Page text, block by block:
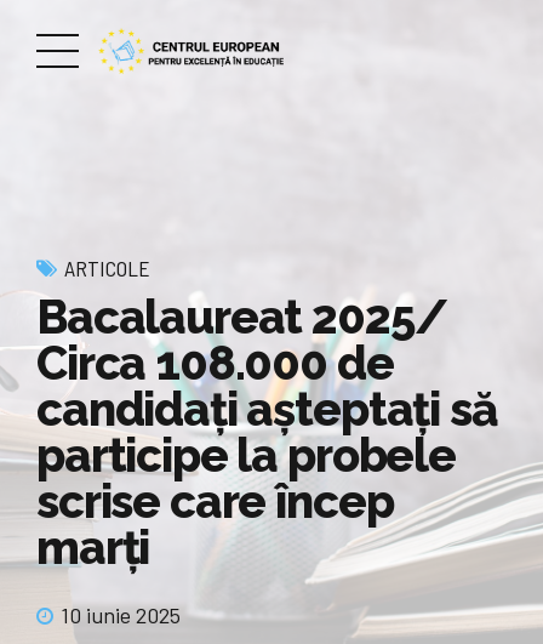
ARTICOLE
Bacalaureat 2025/
Circa 108.000 de
candidați așteptați să
participe la probele
scrise care încep
marți
10 iunie 2025